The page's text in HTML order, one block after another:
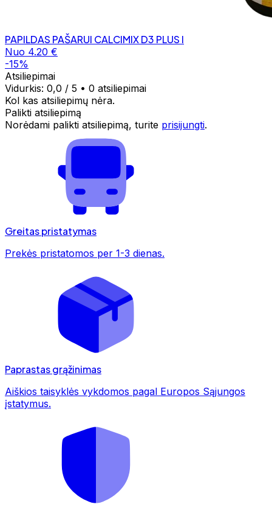
PAPILDAS PAŠARUI CALCIMIX D3 PLUS l
Nuo 4.20 €
-15%
Atsiliepimai
Vidurkis: 0,0 / 5 • 0 atsiliepimai
Kol kas atsiliepimų nėra.
Palikti atsiliepimą
Norėdami palikti atsiliepimą, turite prisijungti.
Greitas pristatymas
Prekės pristatomos per 1-3 dienas.
Paprastas grąžinimas
Aiškios taisyklės vykdomos pagal Europos Sąjungos
įstatymus.